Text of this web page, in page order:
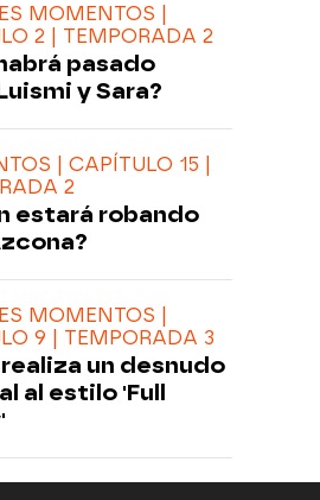
MOMENTOS |
2 | TEMPORADA 2
pasado
y Sara?
| CAPÍTULO 15 |
2
estará robando
MOMENTOS |
9 | TEMPORADA 3
un desnudo
al estilo 'Full